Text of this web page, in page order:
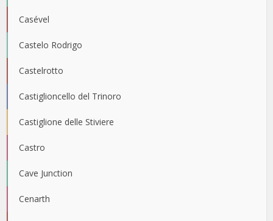
Casével
Castelo Rodrigo
Castelrotto
Castiglioncello del Trinoro
Castiglione delle Stiviere
Castro
Cave Junction
Cenarth